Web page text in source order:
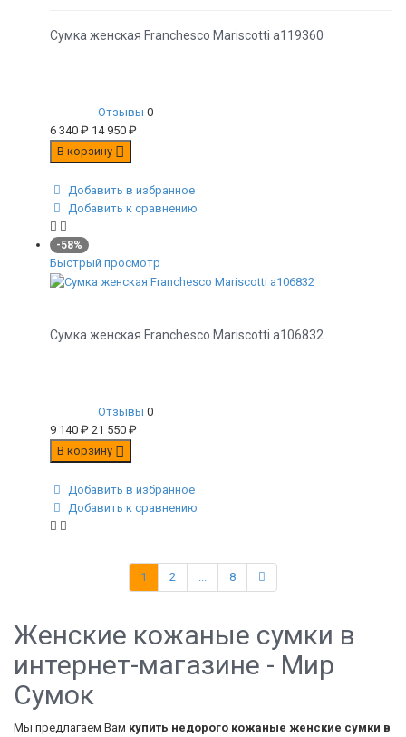
Сумка женская Franchesco Mariscotti а119360
Отзывы 0
6 340 ₽ 14 950 ₽
В корзину
Добавить в избранное
Добавить к сравнению
-58%
Быстрый просмотр
Сумка женская Franchesco Mariscotti а106832
Отзывы 0
9 140 ₽ 21 550 ₽
В корзину
Добавить в избранное
Добавить к сравнению
1 2 8
Женские кожаные сумки в
интернет-магазине - Мир
Сумок
Мы предлагаем Вам купить недорого кожаные женские сумки в